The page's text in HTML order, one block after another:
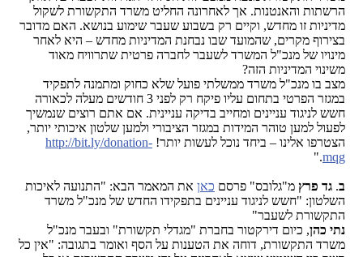
הרשתות והאנטנות. אך לאחרונה החליט משרד התקשורת לשקול
מדיניות זו מחדש, וקיים רק בשבוע שעבר שימוע בנושא. האם מדובר
בצירוף מקרים, שהמועד שבו נבחנת המדיניות מחדש – היא לאחר
מינויו של מנכ"ל המשרד לשעבר לחברה פרטית שתרוויח מאוד
משינוי המדיניות הזה?
מצב בו מנכ"ל משרד ממשלתי פועל שלא כחוק ומתמנה לתפקיד
במגזר הפרטי בתחום עליו פיקח רק לפני 3 חודשים מעלה לכאורה
חשש לניגוד עניינים ומחייב בדיקה עניינית. אם אתם רוצים שנמשיך
לפעול למען טוהר המידות במגזר הציבורי ולמען שלטון איכותי יותר,
הצטרפו אלינו – ביחד נוכל לעשות יותר! http://bit.ly/donation-
mqg
."
ב. גד פרץ מ"גלובס" פרסם כאן את המאמר הבא: "התנועה לאיכות
השלטון: "חשש לניגוד עניינים בתפקידו החדש של מנכ"ל משרד
התקשורת לשעבר"
נתי כהן, כיום דירקטור בחברת "מגדלי תקשורת" ובעבר מנכ"ל
משרד התקשורת, דוחה את הטענות על הסף ואומר בתגובה: "אין כל